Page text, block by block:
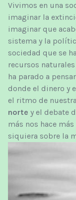
Vivimos en una
imaginar la
imaginar que
sistema y la
sociedad que se
recursos
ha parado a
donde el dinero y
el ritmo de
norte y el debate
más nos hace
siquiera sobre la